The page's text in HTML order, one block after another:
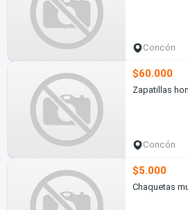
Concón
$60.000
Zapatillas
Concón
$5.000
Chaquetas